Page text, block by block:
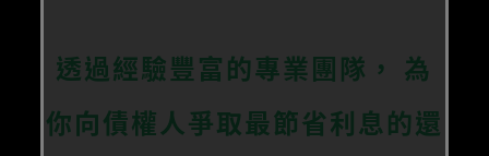
透過經驗豐富的專業團隊， 為
你向債權人爭取最節省利息的還